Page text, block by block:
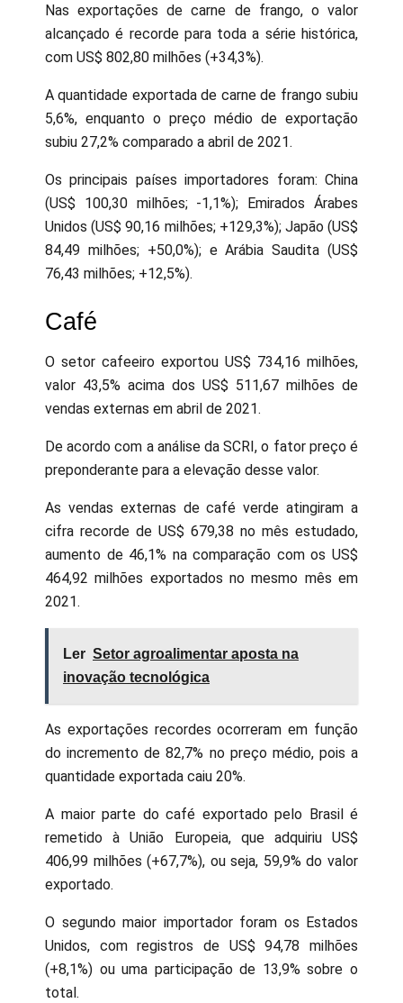
Nas exportações de carne de frango, o valor
alcançado é recorde para toda a série histórica,
com US$ 802,80 milhões (+34,3%).
A quantidade exportada de carne de frango subiu
5,6%, enquanto o preço médio de exportação
subiu 27,2% comparado a abril de 2021.
Os principais países importadores foram: China
(US$ 100,30 milhões; -1,1%); Emirados Árabes
Unidos (US$ 90,16 milhões; +129,3%); Japão (US$
84,49 milhões; +50,0%); e Arábia Saudita (US$
76,43 milhões; +12,5%).
Café
O setor cafeeiro exportou US$ 734,16 milhões,
valor 43,5% acima dos US$ 511,67 milhões de
vendas externas em abril de 2021.
De acordo com a análise da SCRI, o fator preço é
preponderante para a elevação desse valor.
As vendas externas de café verde atingiram a
cifra recorde de US$ 679,38 no mês estudado,
aumento de 46,1% na comparação com os US$
464,92 milhões exportados no mesmo mês em
2021.
Ler Setor agroalimentar aposta na
inovação tecnológica
As exportações recordes ocorreram em função
do incremento de 82,7% no preço médio, pois a
quantidade exportada caiu 20%.
A maior parte do café exportado pelo Brasil é
remetido à União Europeia, que adquiriu US$
406,99 milhões (+67,7%), ou seja, 59,9% do valor
exportado.
O segundo maior importador foram os Estados
Unidos, com registros de US$ 94,78 milhões
(+8,1%) ou uma participação de 13,9% sobre o
total.